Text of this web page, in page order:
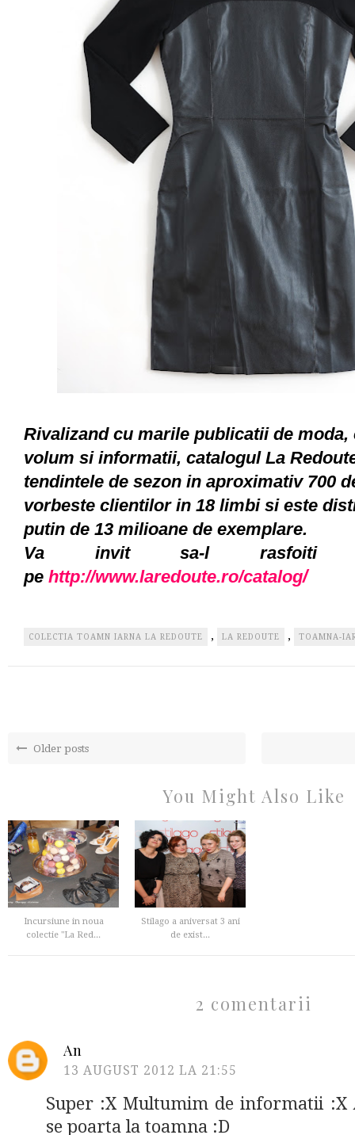
Rivalizand cu marile publicatii de moda,
volum si informatii, catalogul La
tendintele de sezon in aproximativ 700
vorbeste clientilor in 18 limbi si este
putin de 13 milioane de exemplare.
Va invit sa-l rasfoiti
pe http://www.laredoute.ro/catalog/
COLECTIA TOAMN IARNA LA REDOUTE , LA REDOUTE , TOAMNA-
Older posts
You Might Also Like
Incursiune in noua
colectie "La Red...
Stilago a aniversat 3 ani
de exist...
2 comentarii
An
13 AUGUST 2012 LA 21:55
Super :X Multumim de informatii :X
se poarta la toamna :D